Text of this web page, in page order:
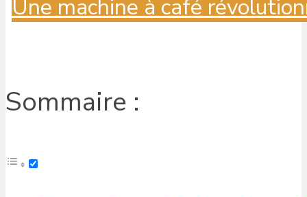
Une machine à café
Sommaire :